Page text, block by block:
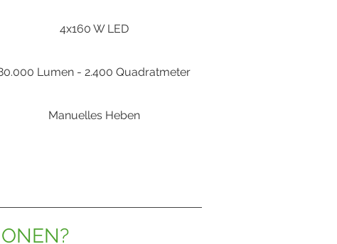
4x160 W LED
Lumen - 2.400 Quadratmeter
Manuelles Heben